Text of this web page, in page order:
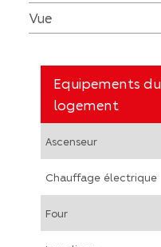
Vue
Equipements du
logement
Ascenseur
Chauffage électrique
Four